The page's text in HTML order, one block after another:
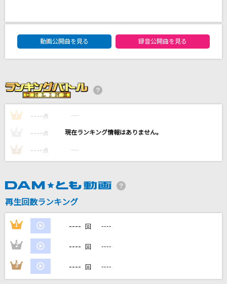
back number
迷星叫
MyGO!!!!!
イエスタデイ
フォルクロア ～歓喜の歌～
DAMの新曲・ランキングなど
DAM★ともボーカルエントリーランキング
動画公開曲を見る
録音公開曲を見る
1 ---- 点 ----
---- 点 ----
3 ---- 点 ----
再生回数ランキング
1 ---- 回 ----
2 ---- 回 ----
3 ---- 回 ----